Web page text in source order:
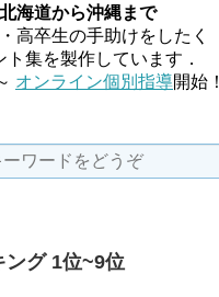
北海道から沖縄まで
高卒生の手助けをしたく
ト集を製作しています．
オンライン個別指導開始！
ング 1位~9位